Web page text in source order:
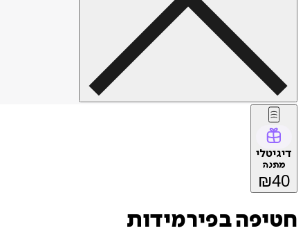
דיגיטלי
מתנה
₪40
חטיפה בפירמידות